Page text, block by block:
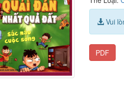
Vui
PDF